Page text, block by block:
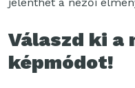
Válaszd ki a
képmódot!